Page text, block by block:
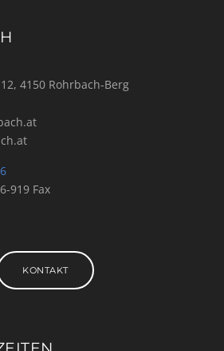
4150 Rohrbach-Berg
919 Fax
KONTAKT